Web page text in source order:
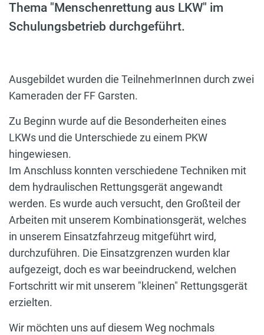
Thema "Menschenrettung aus LKW" im
Schulungsbetrieb durchgeführt.
Ausgebildet wurden die TeilnehmerInnen durch zwei
Kameraden der FF Garsten.
Zu Beginn wurde auf die Besonderheiten eines
LKWs und die Unterschiede zu einem PKW
hingewiesen.
Im Anschluss konnten verschiedene Techniken mit
dem hydraulischen Rettungsgerät angewandt
werden. Es wurde auch versucht, den Großteil der
Arbeiten mit unserem Kombinationsgerät, welches
in unserem Einsatzfahrzeug mitgeführt wird,
durchzuführen. Die Einsatzgrenzen wurden klar
aufgezeigt, doch es war beeindruckend, welchen
Fortschritt wir mit unserem "kleinen" Rettungsgerät
erzielten.
Wir möchten uns auf diesem Weg nochmals